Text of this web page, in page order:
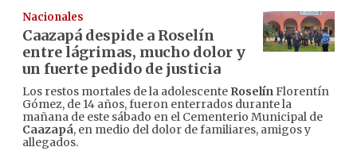
Nacionales
Caazapá despide a Roselín
entre lágrimas, mucho dolor y
un fuerte pedido de justicia
Los restos mortales de la adolescente RoselínFlorentín
Gómez, de 14 años, fueron enterrados durante la
mañana de este sábado en el Cementerio Municipal de
Caazapá, en medio del dolor de familiares, amigos y
allegados.